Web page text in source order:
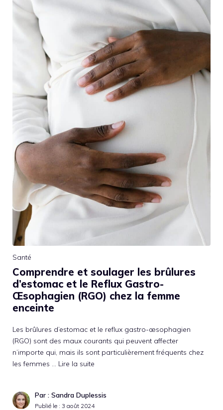
Santé
Comprendre et soulager les brûlures
d’estomac et le Reflux Gastro-
Œsophagien (RGO) chez la femme
enceinte
Les brûlures d’estomac et le reflux gastro-œsophagien
(RGO) sont des maux courants qui peuvent affecter
n’importe qui, mais ils sont particulièrement fréquents chez
les femmes … Lire la suite
Par : Sandra Duplessis
Publié le : 3 août 2024